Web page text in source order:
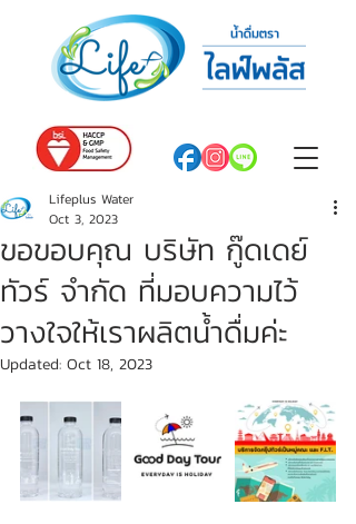
ขอขอบคุณ บริษัท กู๊ดเดย์
ทัวร์ จำกัด ที่มอบความไว้
วางใจให้เราผลิตน้ำดื่มค่ะ
Lifeplus Water
Oct 3, 2023
Updated: Oct 18, 2023